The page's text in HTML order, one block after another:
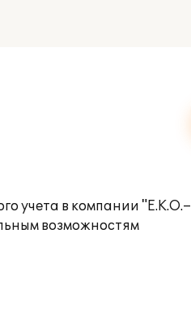
учета в компании "Е.К.О.–
возможностям